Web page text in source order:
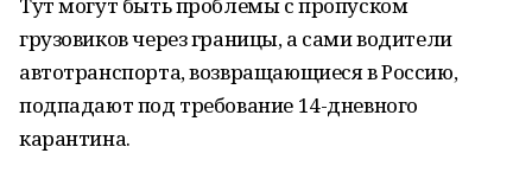
грузовиков через границы, а сами водители
автотранспорта, возвращающиеся в Россию,
подпадают под требование 14-дневного
карантина.